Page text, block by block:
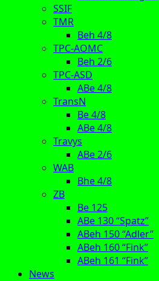
SSIF
TMR
Beh 4/8
TPC-AOMC
Beh 2/6
TPC-ASD
ABe 4/8
TransN
Be 4/8
ABe 4/8
Travys
ABe 2/6
WAB
Bhe 4/8
ZB
Be 125
ABe 130 “Spatz”
ABeh 150 “Adler”
ABeh 160 “Fink”
ABeh 161 “Fink”
News